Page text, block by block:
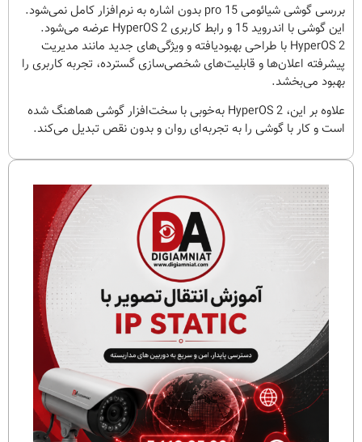
بررسی گوشی شیائومی 15 pro بدون اشاره به نرم‌افزار کامل نمی‌شود.
این گوشی با اندروید 15 و رابط کاربری HyperOS 2 عرضه می‌شود.
HyperOS 2 با طراحی بهبودیافته و ویژگی‌های جدید مانند مدیریت
پیشرفته اعلان‌ها و قابلیت‌های شخصی‌سازی گسترده، تجربه کاربری را
بهبود می‌بخشد.
علاوه بر این، HyperOS 2 به‌خوبی با سخت‌افزار گوشی هماهنگ شده
است و کار با گوشی را به تجربه‌ای روان و بدون نقص تبدیل می‌کند.